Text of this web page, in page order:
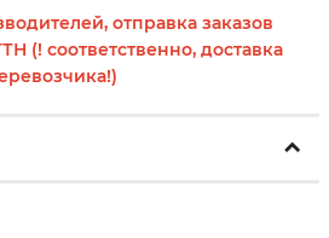
отправка заказов
(! соответственно, доставка